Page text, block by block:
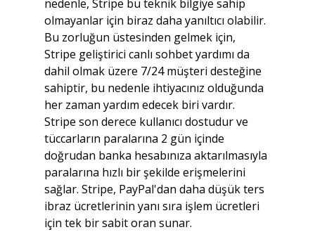
nedenle, Stripe bu teknik bilgiye sahip
olmayanlar için biraz daha yanıltıcı olabilir.
Bu zorluğun üstesinden gelmek için,
Stripe geliştirici canlı sohbet yardımı da
dahil olmak üzere 7/24 müşteri desteğine
sahiptir, bu nedenle ihtiyacınız olduğunda
her zaman yardım edecek biri vardır.
Stripe son derece kullanıcı dostudur ve
tüccarların paralarına 2 gün içinde
doğrudan banka hesabınıza aktarılmasıyla
paralarına hızlı bir şekilde erişmelerini
sağlar. Stripe, PayPal'dan daha düşük ters
ibraz ücretlerinin yanı sıra işlem ücretleri
için tek bir sabit oran sunar.